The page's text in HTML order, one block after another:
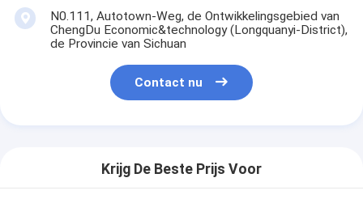
N0.111, Autotown-Weg, de Ontwikkelingsgebied van
ChengDu Economic&technology (Longquanyi-District),
de Provincie van Sichuan
Contact nu
Krijg De Beste Prijs Voor